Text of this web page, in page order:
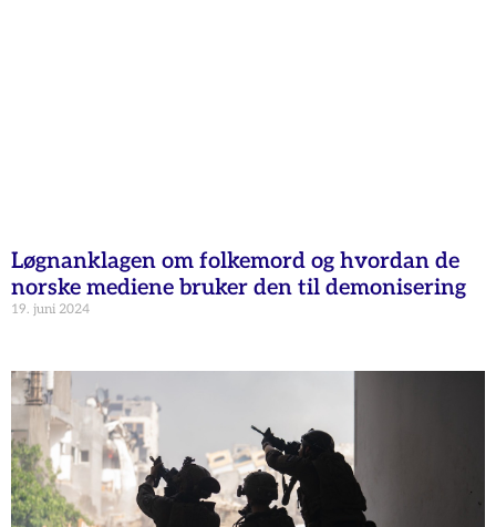
Løgnanklagen om folkemord og hvordan de
norske mediene bruker den til demonisering
19. juni 2024